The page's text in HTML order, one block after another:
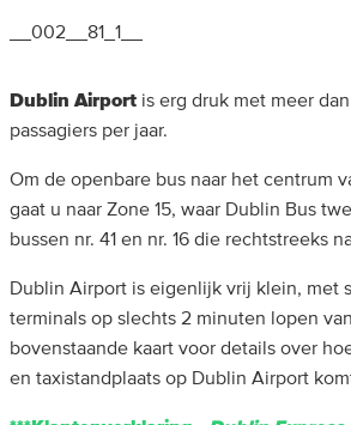
__002__81_1__
Dublin Airport is erg druk met meer
passagiers per jaar.
Om de openbare bus naar het centrum
gaat u naar Zone 15, waar Dublin Bus
bussen nr. 41 en nr. 16 die rechtstreeks
Dublin Airport is eigenlijk vrij klein, met
terminals op slechts 2 minuten lopen
bovenstaande kaart voor details over
en taxistandplaats op Dublin Airport